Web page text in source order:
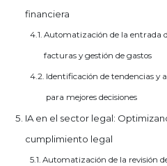
financiera
Automatización de la entrada
facturas y gestión de gastos
Identificación de tendencias y
para mejores decisiones
IA en el sector legal:
cumplimiento legal
Automatización de la revisión